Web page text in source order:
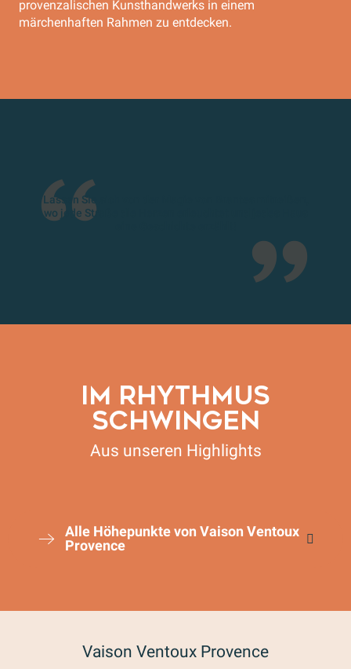
provenzalischen Kunsthandwerks in einem
märchenhaften Rahmen zu entdecken.
Lassen Sie sich von der Magie von Brantes mitreißen,
wo jede Straße die Herzen erleuchtet und jedes Haus
IM RHYTHMUS
SCHWINGEN
Aus unseren Highlights
Alle Höhepunkte von Vaison Ventoux
Provence
Vaison Ventoux Provence